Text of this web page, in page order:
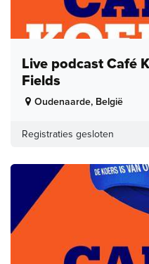
Live podcast Café
Fields
Oudenaarde, België
Registraties gesloten